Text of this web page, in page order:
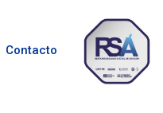
Contacto